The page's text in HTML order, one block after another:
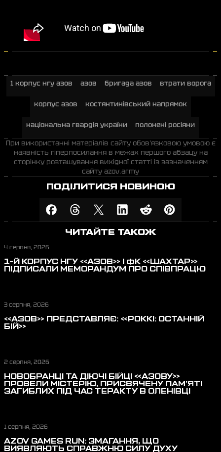
1 корпус нгу азов азов бригада азов втрати ворога
корпус азов костянтинівський напрямок
національна гвардія україни полонені росіяни
При використанні матеріалів сайту обов'язковою умовою є
наявність гіперпосилання в межах першого абзацу на
сторінку розташування вихідної статті із зазначенням
сайту azov.army
ПОДІЛИТИСЯ НОВИНОЮ
ЧИТАЙТЕ ТАКОЖ
4 серпня, 2026
1-Й КОРПУС НГУ «АЗОВ» І ФК «ШАХТАР»
ПІДПИСАЛИ МЕМОРАНДУМ ПРО СПІВПРАЦЮ
3 серпня, 2026
«АЗОВ» ПРЕДСТАВЛЯЄ: «РОККІ: ОСТАННІЙ
БІЙ»
2 серпня, 2026
НОВОБРАНЦІ ТА ДІЮЧІ БІЙЦІ «АЗОВУ»
ПРОВЕЛИ МІСТЕРІЮ, ПРИСВЯЧЕНУ ПАМ’ЯТІ
ЗАГИБЛИХ ПІД ЧАС ТЕРАКТУ В ОЛЕНІВЦІ
1 серпня, 2026
AZOV GAMES RUN: ЗМАГАННЯ, ЩО
ВИЯВЛЯЮТЬ СПРАВЖНЮ СИЛУ ДУХУ